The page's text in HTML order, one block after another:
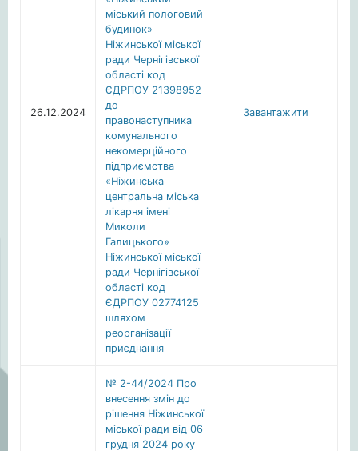
26.12.2024
міський пологовий
будинок»
Ніжинської міської
ради Чернігівської
області код
ЄДРПОУ 21398952
до
правонаступника
комунального
некомерційного
підприємства
«Ніжинська
центральна міська
лікарня імені
Миколи
Галицького»
Ніжинської міської
ради Чернігівської
області код
ЄДРПОУ 02774125
шляхом
реорганізації
приєднання
Завантажити
№ 2-44/2024 Про
внесення змін до
рішення Ніжинської
міської ради від 06
грудня 2024 року